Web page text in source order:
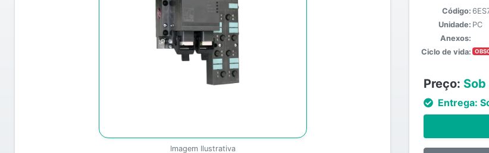
Imagem Ilustrativa
Código:
Unidade: PC
Anexos:
Ciclo de vida:
Preço:
Entrega: